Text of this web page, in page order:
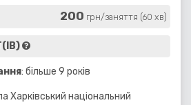
200 грн/заняття (60 хв)
: більше 9 років
Харківський національний